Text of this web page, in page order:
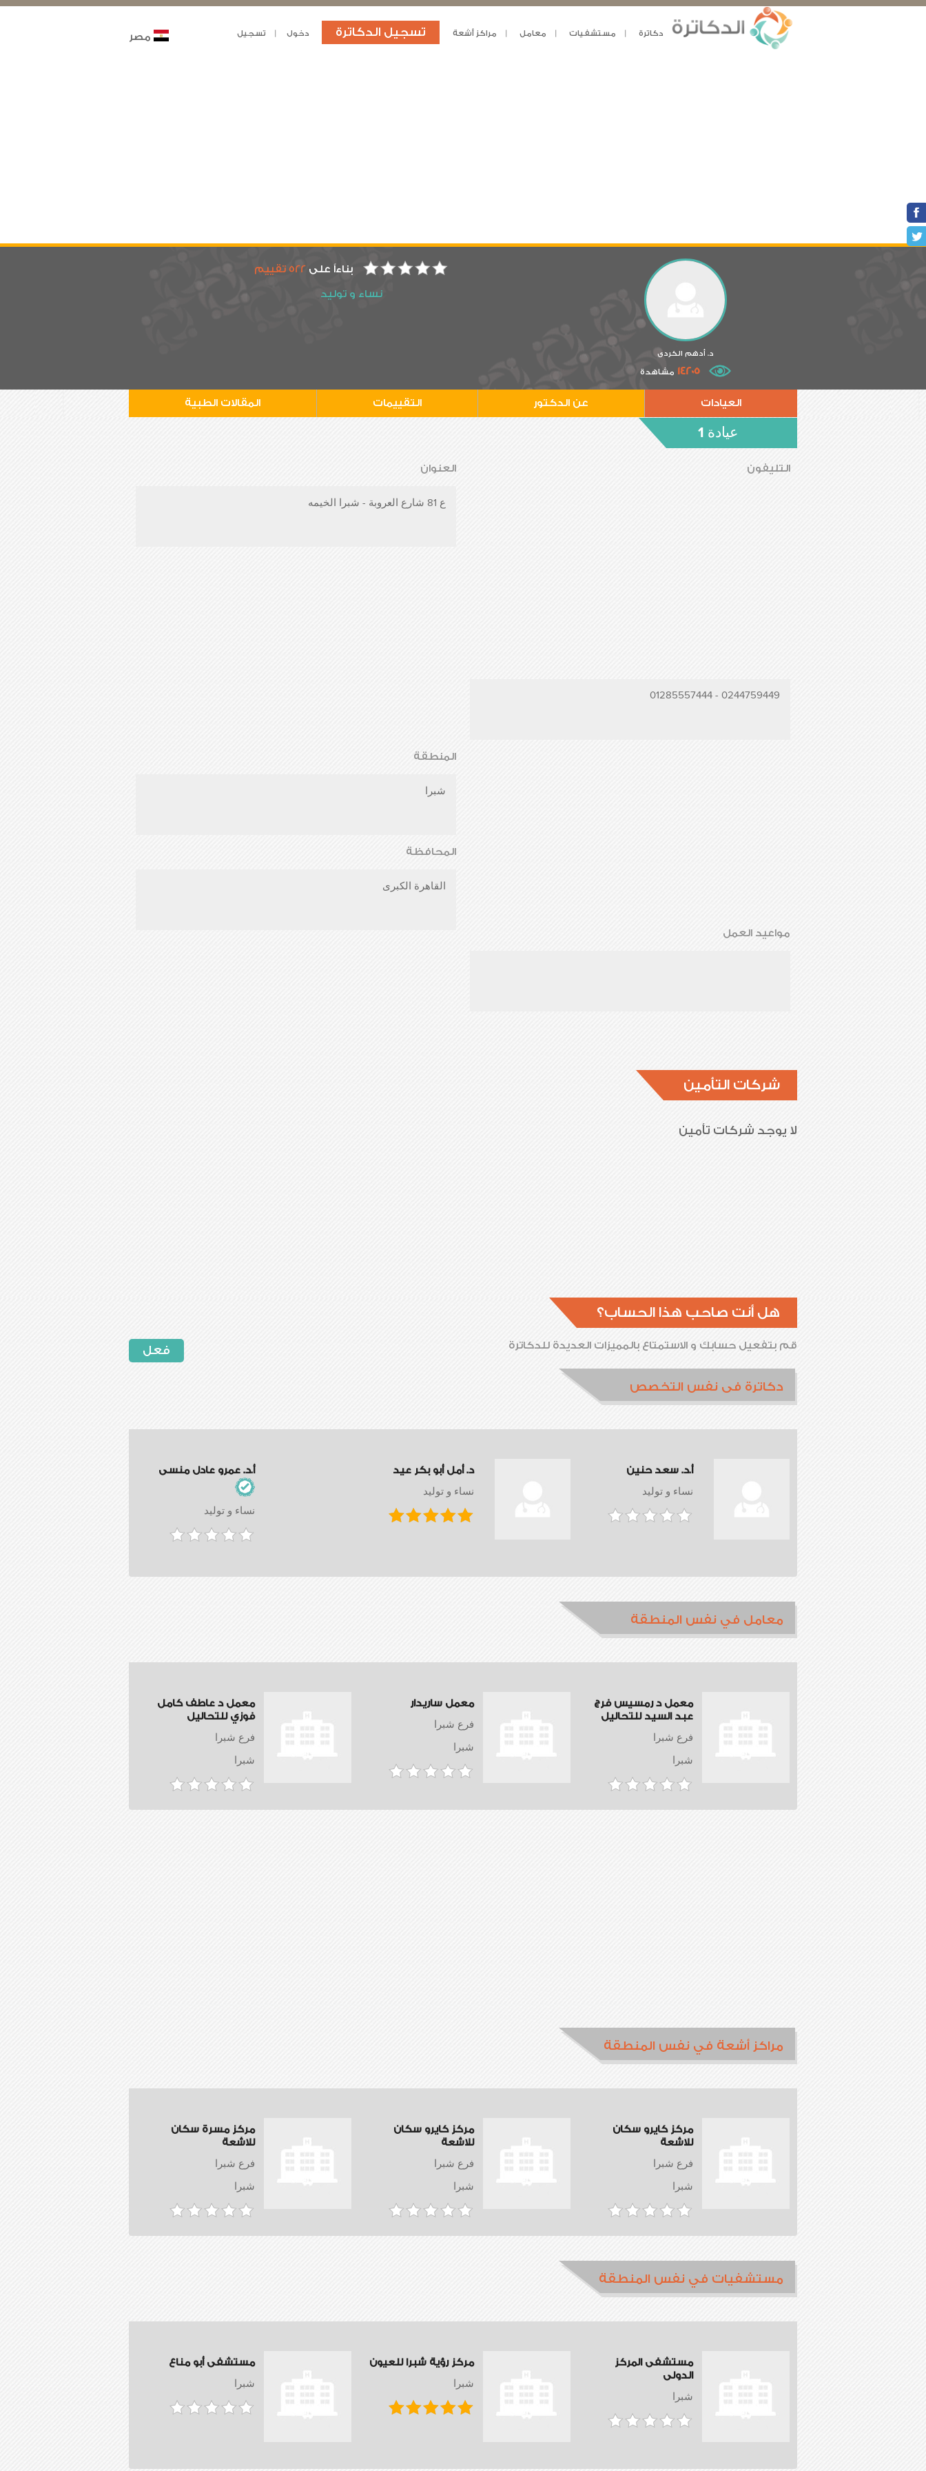
دكاترة مستشفيات معامل مراكز أشعة تسجيل الدكاترة دخول تسجيل مصر
د. أدهم الكردى
14205 مشاهدة
بناءاً على 522 تقييم
نساء و توليد
العيادات عن الدكتور التقييمات المقالات الطبية
عيادة 1
التليفون
0244759449
-
01285557444
مواعيد العمل
العنوان
ع 81 شارع العروبة - شبرا الخيمه
المنطقة
شبرا
المحافظة
القاهرة الكبرى
شركات التأمين
لا يوجد شركات تأمين
هل أنت صاحب هذا الحساب؟
فعل قم بتفعيل حسابك و الاستمتاع بالمميزات العديدة للدكاترة
دكاترة فى نفس التخصص
أ.د. عمرو عادل منسى
نساء و توليد
د. أمل أبو بكر عيد
نساء و توليد
أ.د. سعد حنين
نساء و توليد
معامل في نفس المنطقة
معمل د عاطف كامل
فوزي للتحاليل
فرع شبرا
شبرا
معمل ساريدار
فرع شبرا
شبرا
معمل د رمسيس فرج
عبد السيد للتحاليل
فرع شبرا
شبرا
مراكز أشعة في نفس المنطقة
مركز مسرة سكان
للاشعة
فرع شبرا
شبرا
مركز كايرو سكان
للاشعة
فرع شبرا
شبرا
مركز كايرو سكان
للاشعة
فرع شبرا
شبرا
مستشفيات في نفس المنطقة
مستشفى أبو مناع
شبرا
مركز رؤية شبرا للعيون
شبرا
مستشفى المركز
الدولى
شبرا